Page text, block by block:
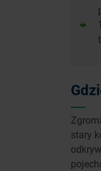
stary